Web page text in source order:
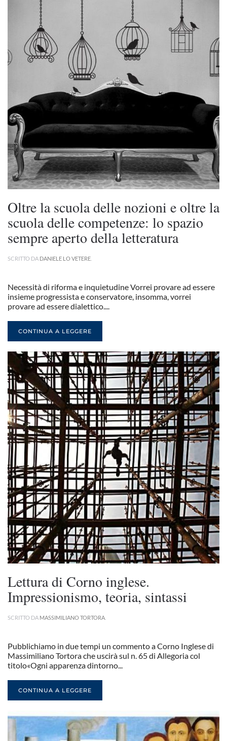
Oltre la scuola delle nozioni e oltre la
scuola delle competenze: lo spazio
sempre aperto della letteratura
SCRITTO DA DANIELE LO VETERE
Necessità di riforma e inquietudine Vorrei provare ad essere
insieme progressista e conservatore, insomma, vorrei
provare ad essere dialettico....
CONTINUA A LEGGERE
Lettura di Corno inglese.
Impressionismo, teoria, sintassi
SCRITTO DA MASSIMILIANO TORTORA
Pubblichiamo in due tempi un commento a Corno Inglese di
Massimiliano Tortora che uscirà sul n. 65 di Allegoria col
titolo«Ogni apparenza dintorno...
CONTINUA A LEGGERE